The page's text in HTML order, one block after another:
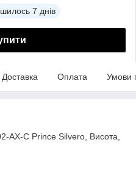
7 днів
Доставка Оплата Умови
AX-C Prince Silvero, Висота,